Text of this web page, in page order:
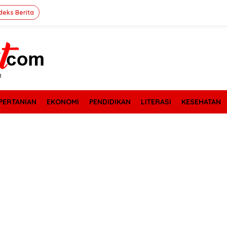
Berita
EKONOMI PENDIDIKAN LITERASI KESEHATAN